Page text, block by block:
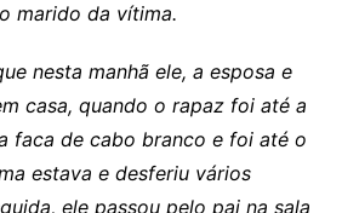
marido da vítima.
nesta manhã ele, a esposa e
casa, quando o rapaz foi até a
faca de cabo branco e foi até o
estava e desferiu vários
ele passou pelo pai na sala